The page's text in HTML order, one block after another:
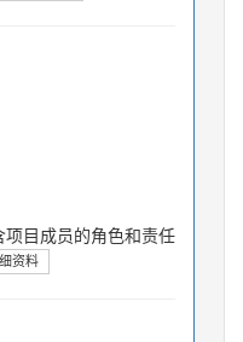
目成员的角色和责任
资料